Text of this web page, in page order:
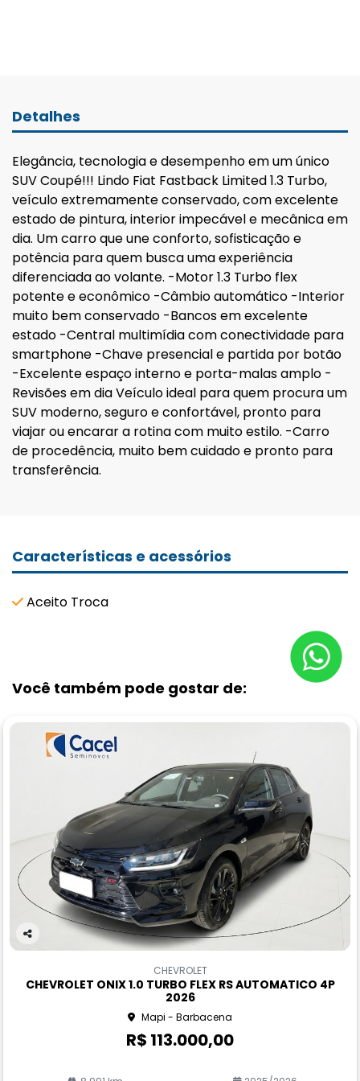
Detalhes
Elegância, tecnologia e desempenho em um único
SUV Coupé!!! Lindo Fiat Fastback Limited 1.3 Turbo,
veículo extremamente conservado, com excelente
estado de pintura, interior impecável e mecânica em
dia. Um carro que une conforto, sofisticação e
potência para quem busca uma experiência
diferenciada ao volante. -Motor 1.3 Turbo flex
potente e econômico -Câmbio automático -Interior
muito bem conservado -Bancos em excelente
estado -Central multimídia com conectividade para
smartphone -Chave presencial e partida por botão
-Excelente espaço interno e porta-malas amplo -
Revisões em dia Veículo ideal para quem procura um
SUV moderno, seguro e confortável, pronto para
viajar ou encarar a rotina com muito estilo. -Carro
de procedência, muito bem cuidado e pronto para
transferência.
Características e acessórios
Aceito Troca
Você também pode gostar de:
Co
rtil
CHEVROLET
CHEVROLET ONIX 1.0 TURBO FLEX RS AUTOMATICO 4P
2026
Mapi - Barbacena
R$ 113.000,00